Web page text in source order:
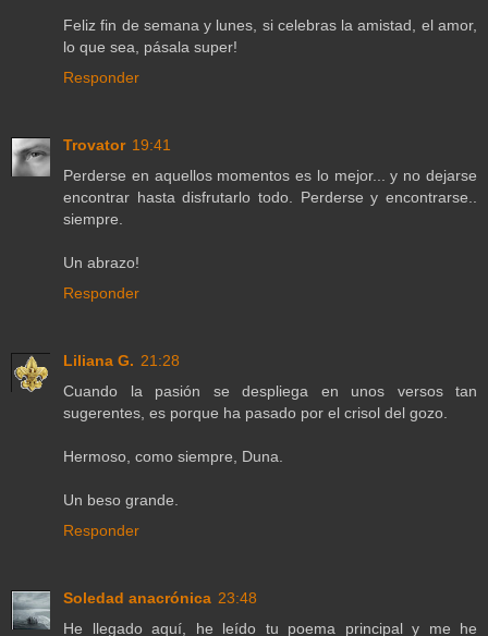
Feliz fin de semana y lunes, si celebras la amistad, el amor,
lo que sea, pásala super!
Responder
Trovator 19:41
Perderse en aquellos momentos es lo mejor... y no dejarse
encontrar hasta disfrutarlo todo. Perderse y encontrarse..
siempre.
Un abrazo!
Responder
Liliana G. 21:28
Cuando la pasión se despliega en unos versos tan
sugerentes, es porque ha pasado por el crisol del gozo.
Hermoso, como siempre, Duna.
Un beso grande.
Responder
Soledad anacrónica 23:48
He llegado aquí, he leído tu poema principal y me he